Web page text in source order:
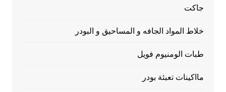
جاكت
خلاط المواد الجافه و المساحيق و البودر
طبات الومنيوم فويل
مااكينات تعبئة بودر